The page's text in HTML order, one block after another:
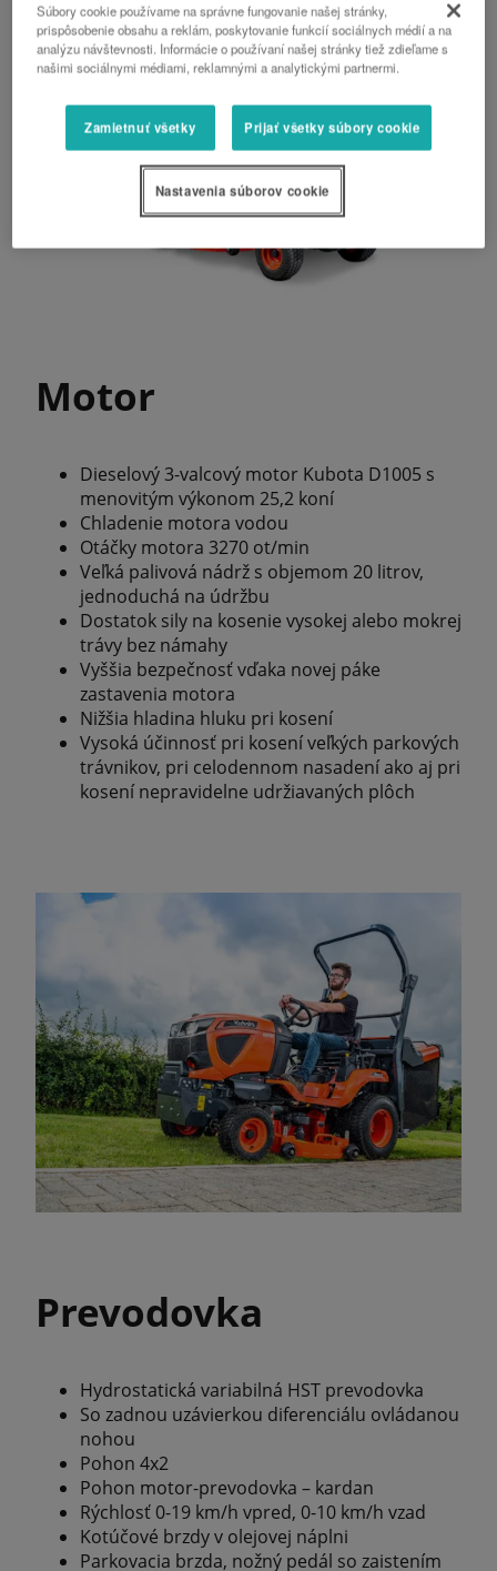
Motor
Dieselový 3-valcový motor Kubota D1005 s
menovitým výkonom 25,2 koní
Chladenie motora vodou
Otáčky motora 3270 ot/min
Veľká palivová nádrž s objemom 20 litrov,
jednoduchá na údržbu
Dostatok sily na kosenie vysokej alebo mokrej
trávy bez námahy
Vyššia bezpečnosť vďaka novej páke
zastavenia motora
Nižšia hladina hluku pri kosení
Vysoká účinnosť pri kosení veľkých parkových
trávnikov, pri celodennom nasadení ako aj pri
kosení nepravidelne udržiavaných plôch
Prevodovka
Hydrostatická variabilná HST prevodovka
So zadnou uzávierkou diferenciálu ovládanou
nohou
Pohon 4x2
Pohon motor-prevodovka – kardan
Rýchlosť 0-19 km/h vpred, 0-10 km/h vzad
Kotúčové brzdy v olejovej náplni
Parkovacia brzda, nožný pedál so zaistením
Súbory cookie používame na správne fungovanie našej stránky,
prispôsobenie obsahu a reklám, poskytovanie funkcií sociálnych médií a na
analýzu návštevnosti. Informácie o používaní našej stránky tiež zdieľame s
našimi sociálnymi médiami, reklamnými a analytickými partnermi.
Zamietnuť všetky Prijať všetky súbory cookie
Nastavenia súborov cookie